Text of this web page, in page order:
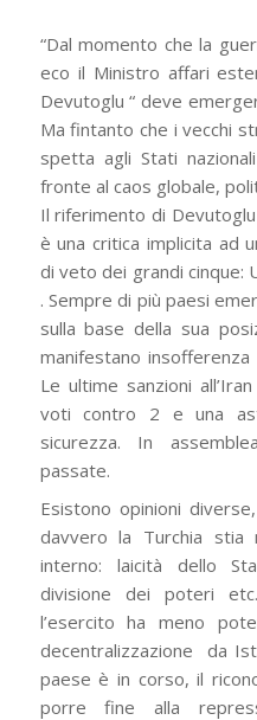
“Dal momento che la
eco il Ministro affari
Devutoglu “ deve
Ma fintanto che i vecchi
spetta agli Stati
fronte al caos globale,
Il riferimento di
è una critica implicita ad
di veto dei grandi cinque:
. Sempre di più paesi
sulla base della sua
manifestano
Le ultime sanzioni
voti contro 2 e una
sicurezza. In
passate.
Esistono opinioni
davvero la Turchia
interno: laicità dello
divisione dei poteri
l’esercito ha meno
decentralizzazione da
paese è in corso, il
porre fine alla